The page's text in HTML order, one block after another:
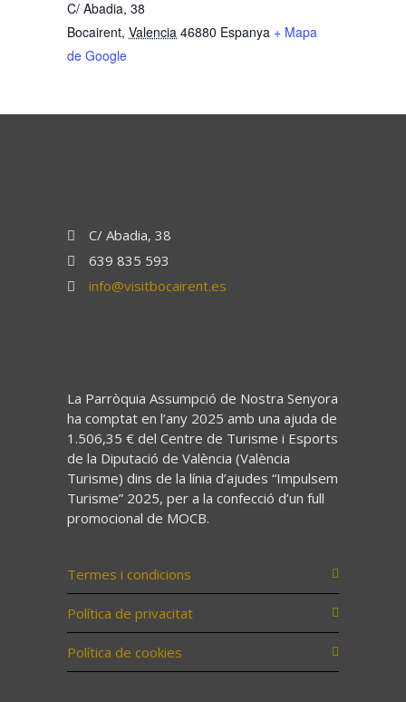
C/ Abadia, 38
Bocairent, Valencia 46880 Espanya + Mapa
de Google
C/ Abadia, 38
639 835 593
info@visitbocairent.es
La Parròquia Assumpció de Nostra Senyora
ha comptat en l’any 2025 amb una ajuda de
1.506,35 € del Centre de Turisme i Esports
de la Diputació de València (València
Turisme) dins de la línia d’ajudes “Impulsem
Turisme” 2025, per a la confecció d’un full
promocional de MOCB.
Termes i condicions
Política de privacitat
Política de cookies